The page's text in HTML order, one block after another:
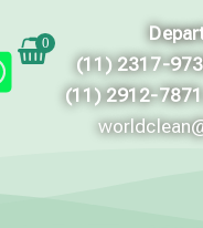
0
(11) 2317-
(11) 2912-